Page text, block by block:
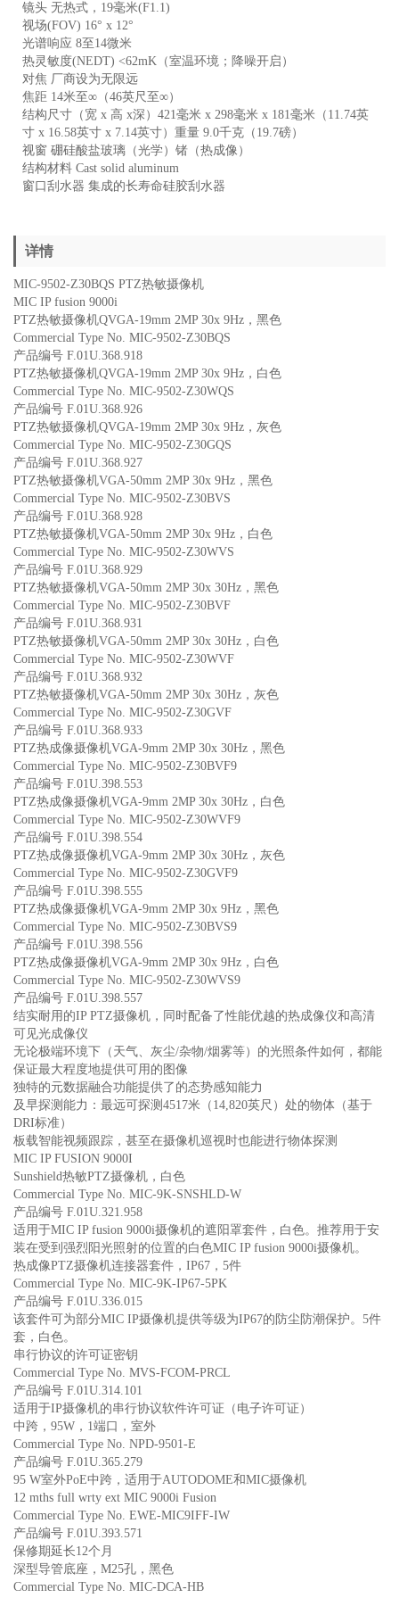
镜头 无热式，19毫米(F1.1)
视场(FOV) 16° x 12°
光谱响应 8至14微米
热灵敏度(NEDT) <62mK（室温环境；降噪开启）
对焦 厂商设为无限远
焦距 14米至∞（46英尺至∞）
结构尺寸（宽 x 高 x深）421毫米 x 298毫米 x 181毫米（11.74英
寸 x 16.58英寸 x 7.14英寸）重量 9.0千克（19.7磅）
视窗 硼硅酸盐玻璃（光学）锗（热成像）
结构材料 Cast solid aluminum
窗口刮水器 集成的长寿命硅胶刮水器
详情
MIC-9502-Z30BQS PTZ热敏摄像机
MIC IP fusion 9000i
PTZ热敏摄像机QVGA-19mm 2MP 30x 9Hz，黑色
Commercial Type No. MIC-9502-Z30BQS
产品编号 F.01U.368.918
PTZ热敏摄像机QVGA-19mm 2MP 30x 9Hz，白色
Commercial Type No. MIC-9502-Z30WQS
产品编号 F.01U.368.926
PTZ热敏摄像机QVGA-19mm 2MP 30x 9Hz，灰色
Commercial Type No. MIC-9502-Z30GQS
产品编号 F.01U.368.927
PTZ热敏摄像机VGA-50mm 2MP 30x 9Hz，黑色
Commercial Type No. MIC-9502-Z30BVS
产品编号 F.01U.368.928
PTZ热敏摄像机VGA-50mm 2MP 30x 9Hz，白色
Commercial Type No. MIC-9502-Z30WVS
产品编号 F.01U.368.929
PTZ热敏摄像机VGA-50mm 2MP 30x 30Hz，黑色
Commercial Type No. MIC-9502-Z30BVF
产品编号 F.01U.368.931
PTZ热敏摄像机VGA-50mm 2MP 30x 30Hz，白色
Commercial Type No. MIC-9502-Z30WVF
产品编号 F.01U.368.932
PTZ热敏摄像机VGA-50mm 2MP 30x 30Hz，灰色
Commercial Type No. MIC-9502-Z30GVF
产品编号 F.01U.368.933
PTZ热成像摄像机VGA-9mm 2MP 30x 30Hz，黑色
Commercial Type No. MIC-9502-Z30BVF9
产品编号 F.01U.398.553
PTZ热成像摄像机VGA-9mm 2MP 30x 30Hz，白色
Commercial Type No. MIC-9502-Z30WVF9
产品编号 F.01U.398.554
PTZ热成像摄像机VGA-9mm 2MP 30x 30Hz，灰色
Commercial Type No. MIC-9502-Z30GVF9
产品编号 F.01U.398.555
PTZ热成像摄像机VGA-9mm 2MP 30x 9Hz，黑色
Commercial Type No. MIC-9502-Z30BVS9
产品编号 F.01U.398.556
PTZ热成像摄像机VGA-9mm 2MP 30x 9Hz，白色
Commercial Type No. MIC-9502-Z30WVS9
产品编号 F.01U.398.557
结实耐用的IP PTZ摄像机，同时配备了性能优越的热成像仪和高清
可见光成像仪
无论极端环境下（天气、灰尘/杂物/烟雾等）的光照条件如何，都能
保证最大程度地提供可用的图像
独特的元数据融合功能提供了的态势感知能力
及早探测能力：最远可探测4517米（14,820英尺）处的物体（基于
DRI标准）
板载智能视频跟踪，甚至在摄像机巡视时也能进行物体探测
MIC IP FUSION 9000I
Sunshield热敏PTZ摄像机，白色
Commercial Type No. MIC-9K-SNSHLD-W
产品编号 F.01U.321.958
适用于MIC IP fusion 9000i摄像机的遮阳罩套件，白色。推荐用于安
装在受到强烈阳光照射的位置的白色MIC IP fusion 9000i摄像机。
热成像PTZ摄像机连接器套件，IP67，5件
Commercial Type No. MIC-9K-IP67-5PK
产品编号 F.01U.336.015
该套件可为部分MIC IP摄像机提供等级为IP67的防尘防潮保护。5件
套，白色。
串行协议的许可证密钥
Commercial Type No. MVS-FCOM-PRCL
产品编号 F.01U.314.101
适用于IP摄像机的串行协议软件许可证（电子许可证）
中跨，95W，1端口，室外
Commercial Type No. NPD-9501-E
产品编号 F.01U.365.279
95 W室外PoE中跨，适用于AUTODOME和MIC摄像机
12 mths full wrty ext MIC 9000i Fusion
Commercial Type No. EWE-MIC9IFF-IW
产品编号 F.01U.393.571
保修期延长12个月
深型导管底座，M25孔，黑色
Commercial Type No. MIC-DCA-HB